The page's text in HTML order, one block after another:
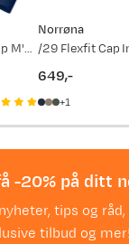
Femund Warm1 Half-Zip M'S Indigo Night
Norrøna
price
649,-
1
-20% på ditt
tips og råd,
tilbud og mer!